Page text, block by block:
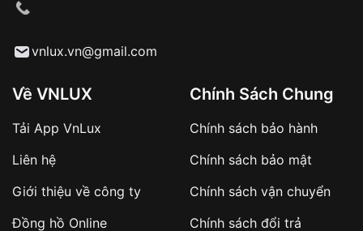
Từ khóa SEO:
sản phẩm đặc biệt
hàng
Số tiền còn lại thanh toán khi nhận hàng hoặc
vnlux.vn@gmail.com
Về VNLUX
Tải App VnLux
Liên hệ
Giới thiệu về công ty
Đồng hồ Online
Chính Sách Chung
Chính sách bảo hành
Chính sách bảo mật
Chính sách vận chuyển
Chính sách đổi trả